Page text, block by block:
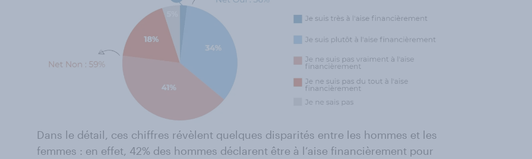
Dans le détail, ces chiffres révèlent quelques disparités entre les hommes et les
femmes : en effet, 42% des hommes déclarent être à l’aise financièrement pour